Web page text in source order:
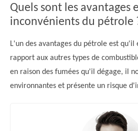
Quels sont les avantages
inconvénients du pétrole
L'un des avantages du pétrole est qu'il
rapport aux autres types de
en raison des fumées qu'il dégage, il
environnantes et présente un risque